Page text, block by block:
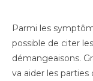
Parmi les
possible de citer les
démangeaisons.
va aider les